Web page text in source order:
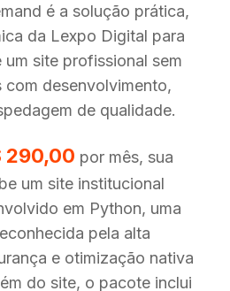
é a solução prática,
da Lexpo Digital para
um site profissional sem
com desenvolvimento,
de qualidade.
290,00 por mês, sua
um site institucional
em Python, uma
pela alta
e otimização nativa
do site, o pacote inclui